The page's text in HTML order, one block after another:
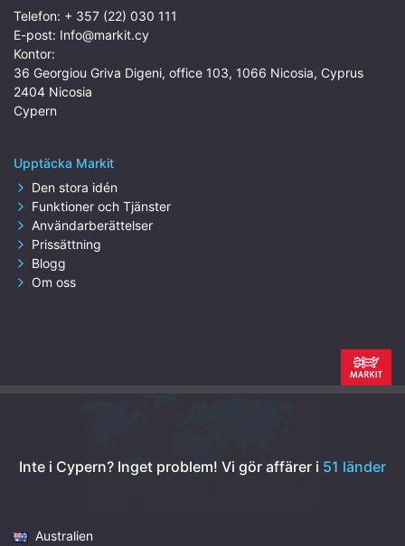
Telefon: + 357 (22) 030 111
E-post: Info@markit.cy
Kontor:
36 Georgiou Griva Digeni, office 103, 1066 Nicosia, Cyprus
2404 Nicosia
Cypern
Upptäcka Markit
Den stora idén
Funktioner och Tjänster
Användarberättelser
Prissättning
Blogg
Om oss
Inte i Cypern? Inget problem! Vi gör affärer i 51 länder
Australien